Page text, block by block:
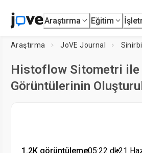
Araştırma Eğitim
Araştırma JoVE Journal
Histoflow Sitometri
Görüntülerinin
1.2K görüntüleme•05:22 dk•21